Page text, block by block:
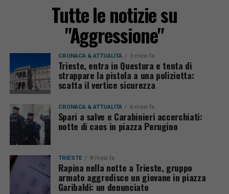
Tutte le notizie su
"Aggressione"
CRONACA & ATTUALITÀ 3 mesi fa
Trieste, entra in Questura e tenta di
strappare la pistola a una poliziotta:
scatta il vertice sicurezza
CRONACA & ATTUALITÀ 6 mesi fa
Spari a salve e Carabinieri accerchiati:
notte di caos in piazza Perugino
TRIESTE 8 mesi fa
Rapina nella notte a Trieste, gruppo
armato aggredisce un giovane in piazza
Garibaldi: un denunciato